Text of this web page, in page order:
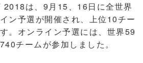
は、9月15、16日に全世界
ン予選が開催され、上位10チー
。オンライン予選には、世界59
チームが参加しました。